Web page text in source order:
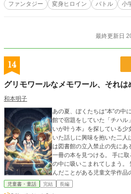
ファンタジー 変身ヒロイン バトル 小
最終更新日
14
グリモワールなメモワール、それは
和本明子
あの夏、ぼくたちは“本”の中にいた。 夏休みの
館で宿題をしていた「チハル
いが叶う本』を探している少
いた話しに興味を抱いた二人は
は図書館の立入禁止の先にあ
一冊の本を見つける。 手に
の中に吸いこまれてしまう。 気がつくとそこは、幼い頃に読
んだことがある児童文学作品の世界だっ
手がかりもないまま、チハル
児童書・童話 完結 長編